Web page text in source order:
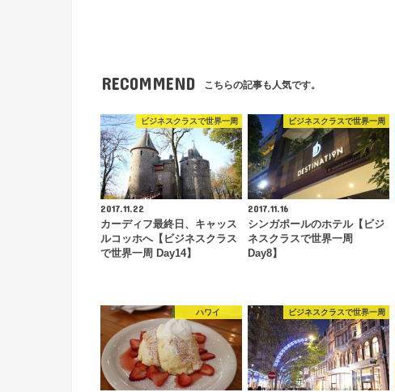
RECOMMEND こちらの記事も人気です。
ビジネスクラスで世界一周
2017.11.22
カーディフ最終日、キャッス
ルコッホへ【ビジネスクラス
で世界一周 Day14】
ビジネスクラスで世界一周
2017.11.16
シンガポールのホテル【ビジ
ネスクラスで世界一周
Day8】
ハワイ ビジネスクラスで世界一周